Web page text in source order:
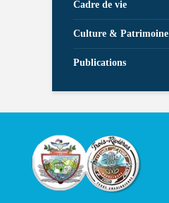
Cadre de vie
Culture & Patrimoine
Publications